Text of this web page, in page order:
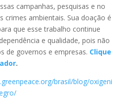
campanhas, pesquisas e no
crimes ambientais. Sua doação é
que esse trabalho continue
e qualidade, pois não
de governos e empresas. Clique
.
brasil/blog/oxigeni